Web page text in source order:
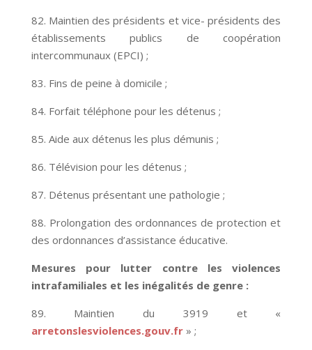
82. Maintien des présidents et vice- présidents des
établissements publics de coopération
intercommunaux (EPCI) ;
83. Fins de peine à domicile ;
84. Forfait téléphone pour les détenus ;
85. Aide aux détenus les plus démunis ;
86. Télévision pour les détenus ;
87. Détenus présentant une pathologie ;
88. Prolongation des ordonnances de protection et
des ordonnances d’assistance éducative.
Mesures pour lutter contre les violences
intrafamiliales et les inégalités de genre :
89. Maintien du 3919 et «
arretonslesviolences.gouv.fr » ;